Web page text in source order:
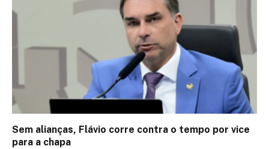
Sem alianças, Flávio corre contra o tempo por vice
para a chapa